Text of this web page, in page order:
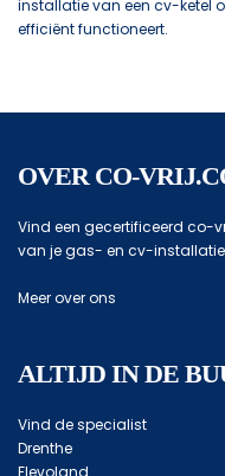
installatie van een cv-ketel
efficiënt functioneert.
OVER CO-
Vind een gecertificeerd co-
van je gas- en cv-
Meer over ons
ALTIJD IN DE
Vind de specialist
Drenthe
Flevoland